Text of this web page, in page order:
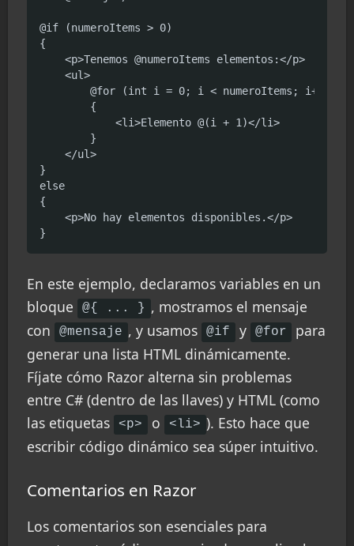
@if (numeroItems > 0)
{
    <p>Tenemos @numeroItems elementos:</p>
    <ul>
        @for (int i = 0; i < numeroItems; i++)
        {
            <li>Elemento @(i + 1)</li>
        }
    </ul>
}
else
{
    <p>No hay elementos disponibles.</p>
}
En este ejemplo, declaramos variables en un
bloque
@{ ... } , mostramos el mensaje
con
@mensaje , y usamos @if y @for
para
generar una lista HTML dinámicamente.
Fíjate cómo Razor alterna sin problemas
entre C# (dentro de las llaves) y HTML (como
las etiquetas
<p> o <li> ). Esto hace que
escribir código dinámico sea súper intuitivo.
Comentarios en Razor
Los comentarios son esenciales para